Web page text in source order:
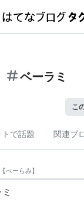
ベーラミ
こ
で話題 関連ブ
【べーらみ】